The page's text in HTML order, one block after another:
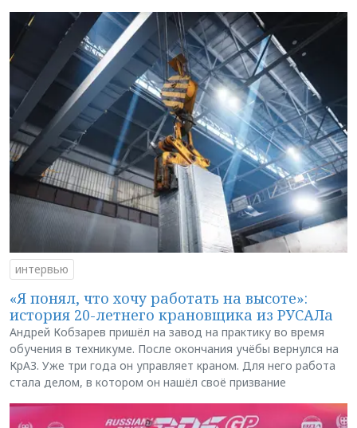
интервью
«Я понял, что хочу работать на высоте»:
история 20-летнего крановщика из РУСАЛа
Андрей Кобзарев пришёл на завод на практику во время
обучения в техникуме. После окончания учёбы вернулся на
КрАЗ. Уже три года он управляет краном. Для него работа
стала делом, в котором он нашёл своё призвание